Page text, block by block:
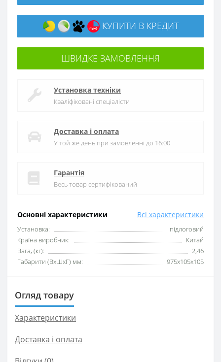
Основні характеристики Всі характеристики
Установка:
підлоговий
Країна виробник:
Китай
Вага, (кг):
2,46
Габарити (ВхШхГ) мм:
975х105х105
КУПИТИ В КРЕДИТ
ШВИДКЕ ЗАМОВЛЕННЯ
Установка техніки
Кваліфіковані спеціалісти
Доставка і оплата
У той же день при замовленні до 16:00
Гарантія
Весь товар сертифікований
Огляд товару
Характеристики
Доставка і оплата